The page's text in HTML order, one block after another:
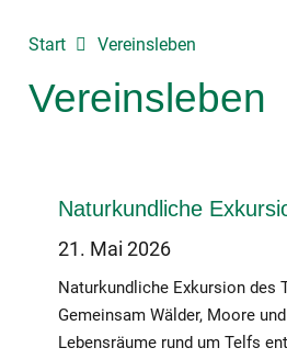
Start Vereinsleben
Vereinsleben
Naturkundliche
21. Mai 2026
Naturkundliche Exkursion des
Gemeinsam Wälder, Moore
Lebensräume rund um Telfs